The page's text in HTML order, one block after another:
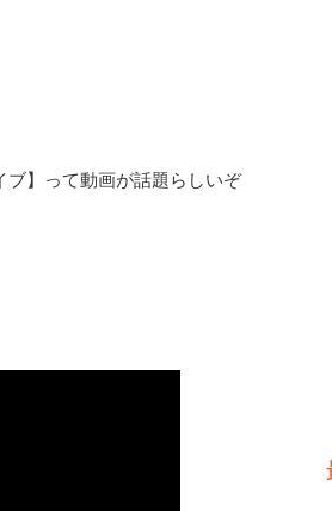
ブ】って動画が話題らしいぞ